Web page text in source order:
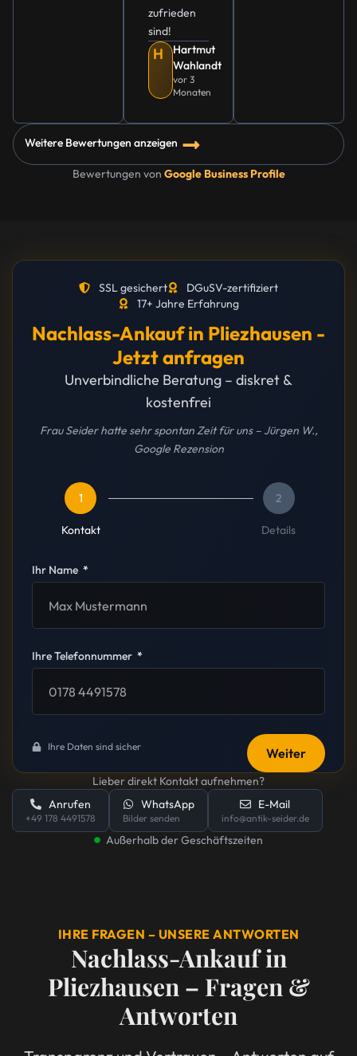
zufrieden
sind!
H
Hartmut
Wahlandt
vor 3
Monaten
Weitere Bewertungen anzeigen
Bewertungen von Google Business Profile
SSL gesichert
DGuSV-zertifiziert
17+ Jahre Erfahrung
Nachlass-Ankauf in Pliezhausen -
Jetzt anfragen
Unverbindliche Beratung – diskret &
kostenfrei
Frau Seider hatte sehr spontan Zeit für uns – Jürgen W.,
Google Rezension
1
Kontakt
2
Details
Ihr Name
Ihre Telefonnummer
Weiter
Ihre Daten sind sicher
Lieber direkt Kontakt aufnehmen?
Anrufen
+49 178 4491578
WhatsApp
Bilder senden
E-Mail
info@antik-seider.de
Außerhalb der Geschäftszeiten
IHRE FRAGEN – UNSERE ANTWORTEN
Nachlass-Ankauf in
Pliezhausen – Fragen &
Antworten